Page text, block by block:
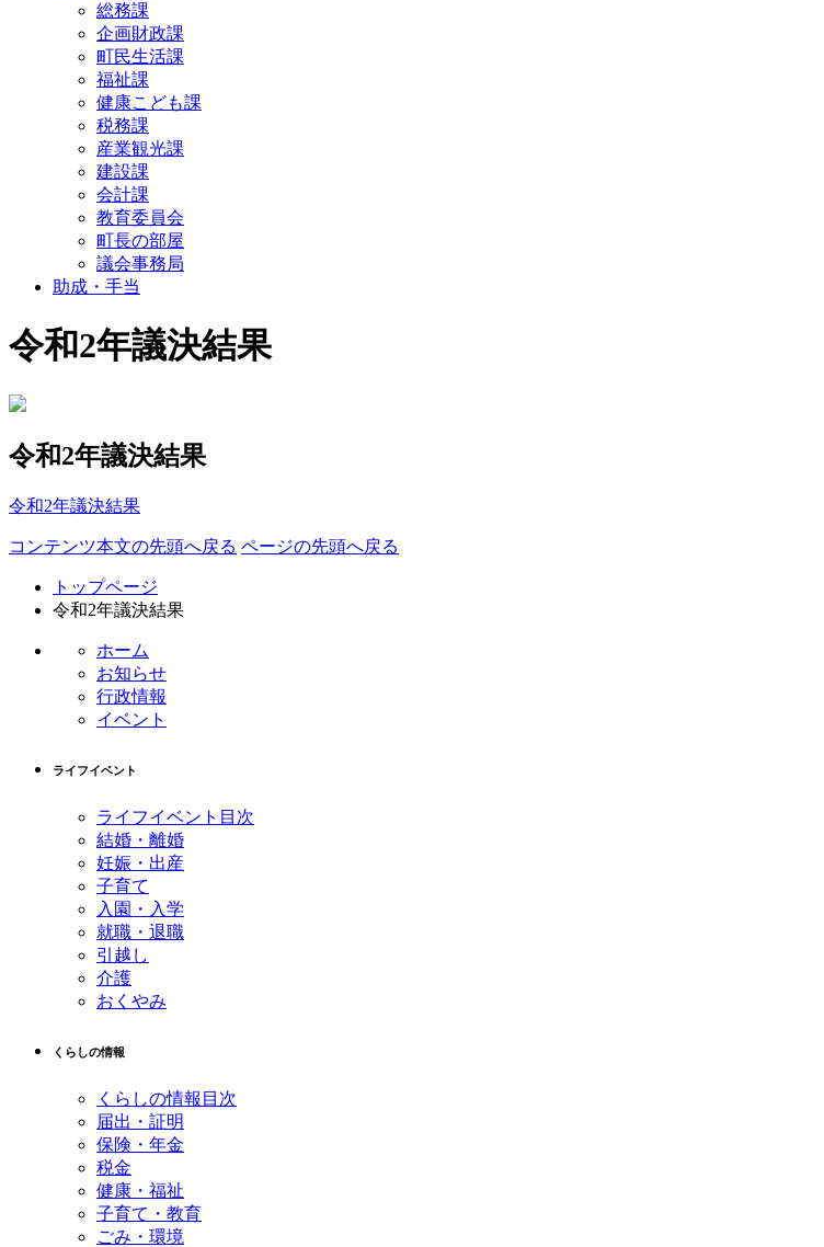
総務課
企画財政課
町民生活課
福祉課
健康こども課
税務課
産業観光課
建設課
会計課
教育委員会
町長の部屋
議会事務局
助成・手当
令和2年議決結果
令和2年議決結果
令和2年議決結果
コンテンツ本文の先頭へ戻る ページの先頭へ戻る
トップページ
令和2年議決結果
ホーム
お知らせ
行政情報
イベント
ライフイベント
ライフイベント目次
結婚・離婚
妊娠・出産
子育て
入園・入学
就職・退職
引越し
介護
おくやみ
くらしの情報
くらしの情報目次
届出・証明
保険・年金
税金
健康・福祉
子育て・教育
ごみ・環境